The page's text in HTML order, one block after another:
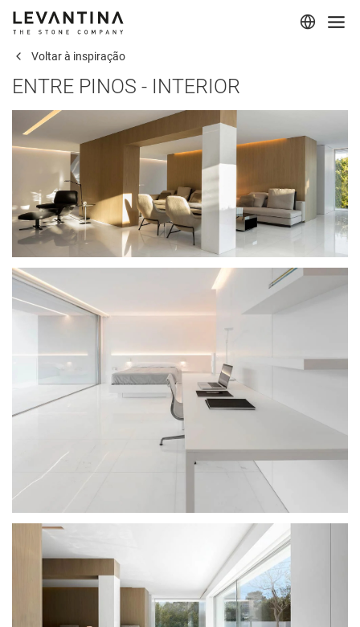
Corporativo
Projetos
Aplicações
Profissionais
Voltar à inspiração
ENTRE PINOS - INTERIOR